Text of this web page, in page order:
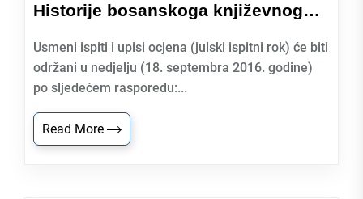
Historije bosanskoga književnog…
Usmeni ispiti i upisi ocjena (julski ispitni rok) će biti
održani u nedjelju (18. septembra 2016. godine)
po sljedećem rasporedu:...
Read More